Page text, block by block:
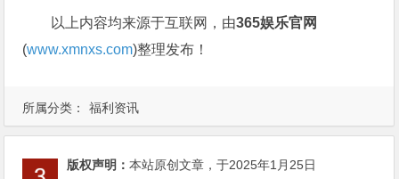
所属分类： 福利资讯
以上内容均来源于互联网，由365娱乐官网
(www.xmnxs.com)整理发布！
版权声明：本站原创文章，于2025年1月25日